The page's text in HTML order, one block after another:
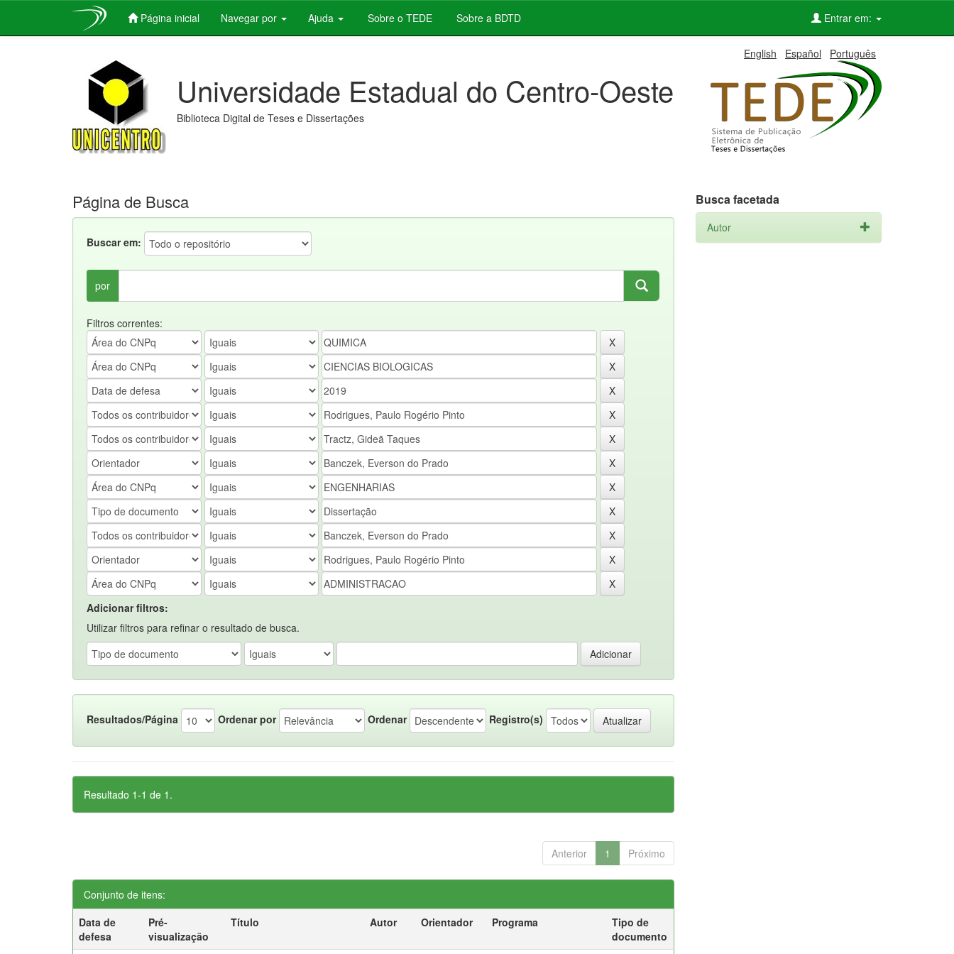
Página inicial Navegar por Ajuda Sobre o TEDE Sobre a BDTD Entrar em:
English Español Português
Universidade Estadual do Centro-Oeste
Biblioteca Digital de Teses e Dissertações
Página de Busca
Buscar em:
por
Filtros correntes:
Adicionar filtros:
Utilizar filtros para refinar o resultado de busca.
Resultados/Página Ordenar por Ordenar Registro(s)
Resultado 1-1 de 1.
Anterior 1 Próximo
Conjunto de itens:
Data de
defesa
Pré-
visualização
Título Autor Orientador Programa
Tipo de
documento
Busca facetada
Autor